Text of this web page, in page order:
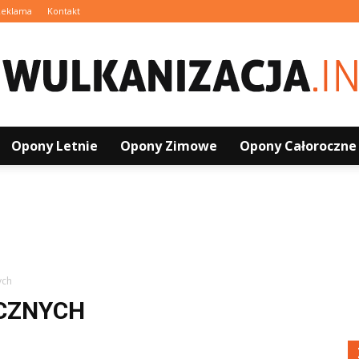
Kontakt
Opony Letnie Opony Zimowe Opony Całoroczne